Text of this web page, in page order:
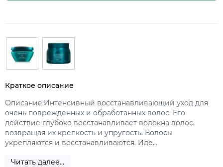
Краткое описание
Описание:Интенсивный восстанавливающий уход для
очень поврежденных и обработанных волос. Его
действие глубоко восстанавливает волокна волос,
возвращая их крепкость и упругость. Волосы
укрепляются и восстанавливаются. Иде...
Читать далее...